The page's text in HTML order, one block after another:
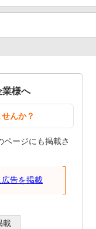
業様へ
んか？
ページにも掲載さ
告を掲載
載